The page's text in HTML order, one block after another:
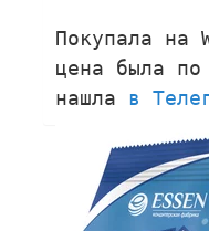
Покупала
цена была
нашла в